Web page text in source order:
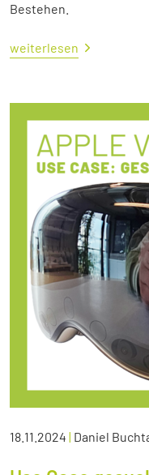
Bestehen.
weiterlesen
18.11.2024 | Daniel